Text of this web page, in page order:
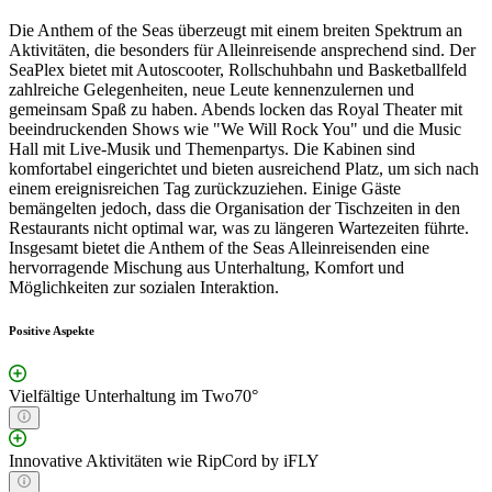
Die Anthem of the Seas überzeugt mit einem breiten Spektrum an
Aktivitäten, die besonders für Alleinreisende ansprechend sind. Der
SeaPlex bietet mit Autoscooter, Rollschuhbahn und Basketballfeld
zahlreiche Gelegenheiten, neue Leute kennenzulernen und
gemeinsam Spaß zu haben. Abends locken das Royal Theater mit
beeindruckenden Shows wie "We Will Rock You" und die Music
Hall mit Live-Musik und Themenpartys. Die Kabinen sind
komfortabel eingerichtet und bieten ausreichend Platz, um sich nach
einem ereignisreichen Tag zurückzuziehen. Einige Gäste
bemängelten jedoch, dass die Organisation der Tischzeiten in den
Restaurants nicht optimal war, was zu längeren Wartezeiten führte.
Insgesamt bietet die Anthem of the Seas Alleinreisenden eine
hervorragende Mischung aus Unterhaltung, Komfort und
Möglichkeiten zur sozialen Interaktion.
Positive Aspekte
Vielfältige Unterhaltung im Two70°
Innovative Aktivitäten wie RipCord by iFLY